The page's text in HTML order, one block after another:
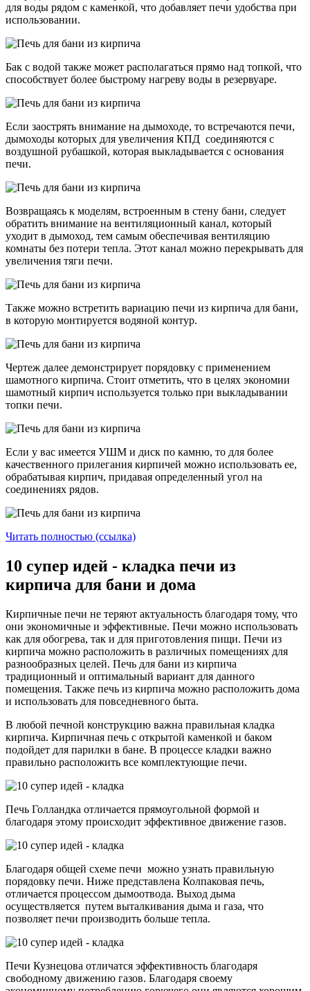
для воды рядом с каменкой, что добавляет печи удобства при
использовании.
Бак с водой также может располагаться прямо над топкой, что
способствует более быстрому нагреву воды в резервуаре.
Если заострять внимание на дымоходе, то встречаются печи,
дымоходы которых для увеличения КПД соединяются с
воздушной рубашкой, которая выкладывается с основания
печи.
Возвращаясь к моделям, встроенным в стену бани, следует
обратить внимание на вентиляционный канал, который
уходит в дымоход, тем самым обеспечивая вентиляцию
комнаты без потери тепла. Этот канал можно перекрывать для
увеличения тяги печи.
Также можно встретить вариацию печи из кирпича для бани,
в которую монтируется водяной контур.
Чертеж далее демонстрирует порядовку с применением
шамотного кирпича. Стоит отметить, что в целях экономии
шамотный кирпич используется только при выкладывании
топки печи.
Если у вас имеется УШМ и диск по камню, то для более
качественного прилегания кирпичей можно использовать ее,
обрабатывая кирпич, придавая определенный угол на
соединениях рядов.
Читать полностью (ссылка)
10 супер идей - кладка печи из
кирпича для бани и дома
Кирпичные печи не теряют актуальность благодаря тому, что
они экономичные и эффективные. Печи можно использовать
как для обогрева, так и для приготовления пищи. Печи из
кирпича можно расположить в различных помещениях для
разнообразных целей. Печь для бани из кирпича
традиционный и оптимальный вариант для данного
помещения. Также печь из кирпича можно расположить дома
и использовать для повседневного быта.
В любой печной конструкцию важна правильная кладка
кирпича. Кирпичная печь с открытой каменкой и баком
подойдет для парилки в бане. В процессе кладки важно
правильно расположить все комплектующие печи.
Печь Голландка отличается прямоугольной формой и
благодаря этому происходит эффективное движение газов.
Благодаря общей схеме печи можно узнать правильную
порядовку печи. Ниже представлена Колпаковая печь,
отличается процессом дымоотвода. Выход дыма
осуществляется путем выталкивания дыма и газа, что
позволяет печи производить больше тепла.
Печи Кузнецова отличатся эффективность благодаря
свободному движению газов. Благодаря своему